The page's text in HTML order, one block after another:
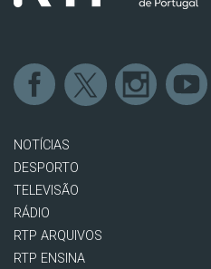
NOTÍCIAS
DESPORTO
TELEVISÃO
RÁDIO
RTP ARQUIVOS
RTP ENSINA